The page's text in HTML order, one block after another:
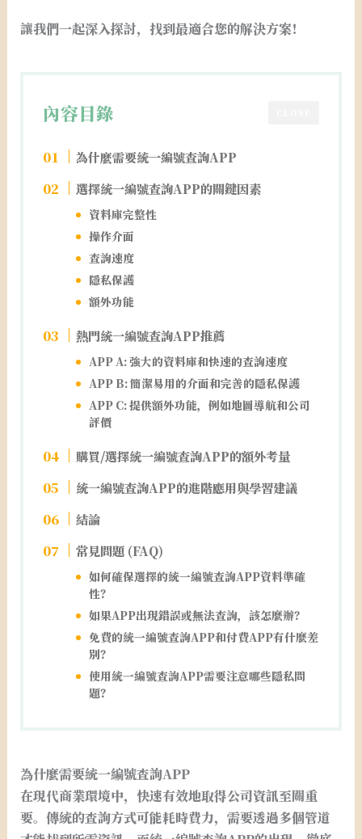
讓我們一起深入探討，找到最適合您的解決方案！
內容目錄
為什麼需要統一編號查詢APP
選擇統一編號查詢APP的關鍵因素
資料庫完整性
操作介面
查詢速度
隱私保護
額外功能
熱門統一編號查詢APP推薦
APP A: 強大的資料庫和快速的查詢速度
APP B: 簡潔易用的介面和完善的隱私保護
APP C: 提供額外功能，例如地圖導航和公司
評價
購買/選擇統一編號查詢APP的額外考量
統一編號查詢APP的進階應用與學習建議
結論
常見問題 (FAQ)
如何確保選擇的統一編號查詢APP資料準確
性？
如果APP出現錯誤或無法查詢，該怎麼辦？
免費的統一編號查詢APP和付費APP有什麼差
別？
使用統一編號查詢APP需要注意哪些隱私問
題？
為什麼需要統一編號查詢APP
在現代商業環境中，快速有效地取得公司資訊至關重
要。傳統的查詢方式可能耗時費力，需要透過多個管道